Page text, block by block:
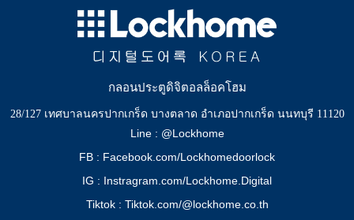
กลอนประตูดิจิตอลล็อคโฮม
28/127 เทศบาลนครปากเกร็ด บางตลาด อำเภอปากเกร็ด นนทบุรี 11120
Line : @Lockhome
FB : Facebook.com/Lockhomedoorlock
IG : Instragram.com/Lockhome.Digital
Tiktok : Tiktok.com/@lockhome.co.th